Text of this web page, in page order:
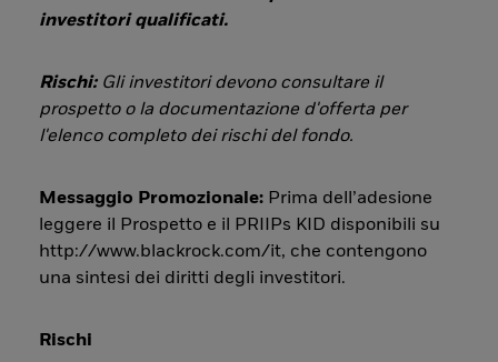
investitori qualificati.
Rischi: Gli investitori devono consultare il
prospetto o la documentazione d'offerta per
l'elenco completo dei rischi del fondo.
Messaggio Promozionale: Prima dell’adesione
leggere il Prospetto e il PRIIPs KID disponibili su
http://www.blackrock.com/it, che contengono
una sintesi dei diritti degli investitori.
Rischi